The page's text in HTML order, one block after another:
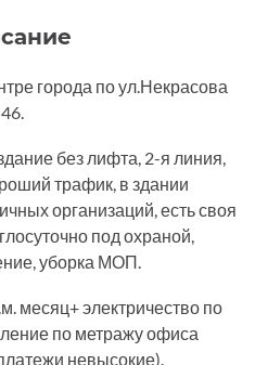
города по ул.Некрасова
46.
без лифта, 2-я линия,
трафик, в здании
организаций, есть своя
под охраной,
уборка МОП.
месяц+ электричество по
по метражу офиса
невысокие).